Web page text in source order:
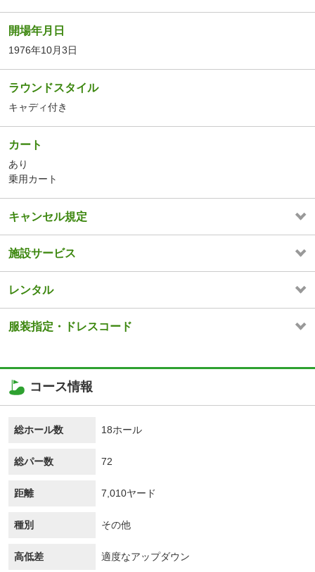
開場年月日
1976年10月3日
ラウンドスタイル
キャディ付き
カート
あり
乗用カート
キャンセル規定
施設サービス
レンタル
服装指定・ドレスコード
コース情報
総ホール数 18ホール
総パー数 72
距離 7,010ヤード
種別 その他
高低差 適度なアップダウン